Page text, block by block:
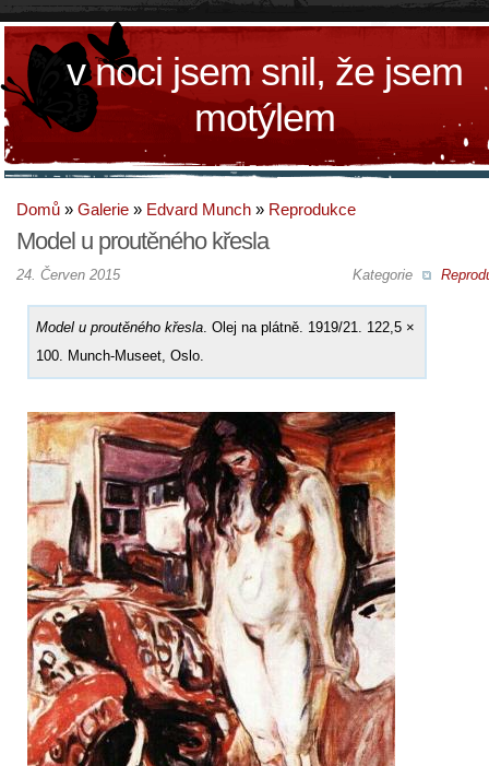
v noci jsem snil, že jsem
motýlem
Domů » Galerie » Edvard Munch » Reprodukce
Model u proutěného křesla
Kategorie
24. Červen 2015
Model u proutěného křesla . Olej na plátně. 1919/21. 122,5 ×
100. Munch-Museet, Oslo.